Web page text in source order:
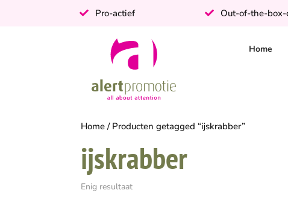
Pro-actief Out-of-the-
Home
Home / Producten getagged “ijskrabber”
ijskrabber
Enig resultaat